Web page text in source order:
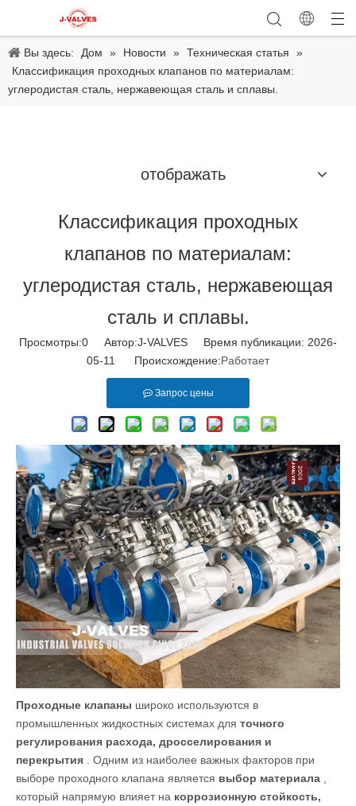
Вы здесь: Дом » Новости » Техническая статья
»
Классификация проходных клапанов по материалам:
углеродистая сталь, нержавеющая сталь и сплавы.
отображать
Классификация проходных
клапанов по материалам:
углеродистая сталь, нержавеющая
сталь и сплавы.
Просмотры:0 Автор:J-VALVES Время публикации: 2026-
05-11 Происхождение:Работает
Запрос цены
Проходные клапаны широко используются в
промышленных жидкостных системах для точного
регулирования расхода, дросселирования и
перекрытия
. Одним из наиболее важных факторов при
выборе проходного клапана является выбор материала
который напрямую влияет на коррозионную стойкость,